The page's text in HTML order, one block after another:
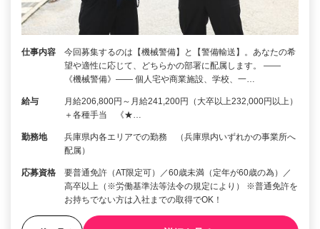
仕事内容
今回募集するのは【機械警備】と【警備輸送】。あなたの希
望や適性に応じて、どちらかの部署に配属します。 ――
《機械警備》―― 個人宅や商業施設、学校、一…
給与
月給206,800円～月給241,200円（大卒以上232,000円以上）
＋各種手当 《★…
勤務地
兵庫県内各エリアでの勤務 （兵庫県内いずれかの事業所へ
配属）
応募資格
要普通免許（AT限定可）／60歳未満（定年が60歳の為）／
高卒以上（※労働基準法等法令の規定により） ※普通免許を
お持ちでない方は入社までの取得でOK！